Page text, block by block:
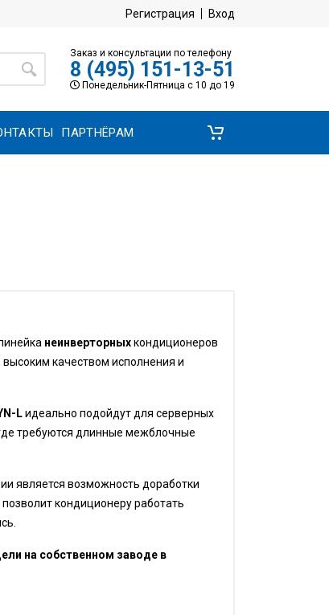
Регистрация Вход
Заказ и консультации по телефону
8 (495) 151-13-51
Понедельник-Пятница с 10 до 19
ПАРТНЁРАМ
неинверторныхкондиционеров
высоким качеством исполнения и
Lидеально подойдут для серверных
требуются длинные межблочные
является возможность доработки
позволит кондиционеру работать
на собственном заводе в